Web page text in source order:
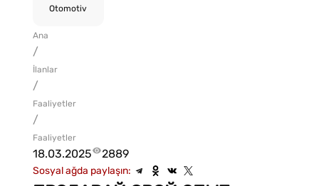
Otomotiv
Ana
/
İlanlar
/
Faaliyetler
/
Faaliyetler
18.03.2025 2889
Sosyal ağda paylaşın: